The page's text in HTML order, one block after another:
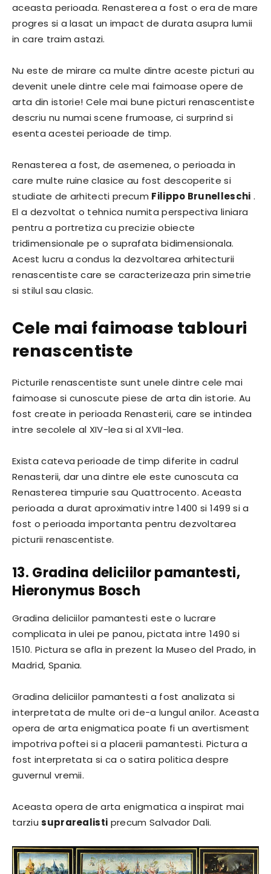
aceasta perioada. Renasterea a fost o era de mare
progres si a lasat un impact de durata asupra lumii
in care traim astazi.
Nu este de mirare ca multe dintre aceste picturi au
devenit unele dintre cele mai faimoase opere de
arta din istorie! Cele mai bune picturi renascentiste
descriu nu numai scene frumoase, ci surprind si
esenta acestei perioade de timp.
Renasterea a fost, de asemenea, o perioada in
care multe ruine clasice au fost descoperite si
studiate de arhitecti precum Filippo Brunelleschi .
El a dezvoltat o tehnica numita perspectiva liniara
pentru a portretiza cu precizie obiecte
tridimensionale pe o suprafata bidimensionala.
Acest lucru a condus la dezvoltarea arhitecturii
renascentiste care se caracterizeaza prin simetrie
si stilul sau clasic.
Cele mai faimoase tablouri
renascentiste
Picturile renascentiste sunt unele dintre cele mai
faimoase si cunoscute piese de arta din istorie. Au
fost create in perioada Renasterii, care se intindea
intre secolele al XIV-lea si al XVII-lea.
Exista cateva perioade de timp diferite in cadrul
Renasterii, dar una dintre ele este cunoscuta ca
Renasterea timpurie sau Quattrocento. Aceasta
perioada a durat aproximativ intre 1400 si 1499 si a
fost o perioada importanta pentru dezvoltarea
picturii renascentiste.
13. Gradina deliciilor pamantesti,
Hieronymus Bosch
Gradina deliciilor pamantesti este o lucrare
complicata in ulei pe panou, pictata intre 1490 si
1510. Pictura se afla in prezent la Museo del Prado, in
Madrid, Spania.
Gradina deliciilor pamantesti a fost analizata si
interpretata de multe ori de-a lungul anilor. Aceasta
opera de arta enigmatica poate fi un avertisment
impotriva poftei si a placerii pamantesti. Pictura a
fost interpretata si ca o satira politica despre
guvernul vremii.
Aceasta opera de arta enigmatica a inspirat mai
tarziusuprarealisti precum Salvador Dali.